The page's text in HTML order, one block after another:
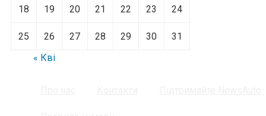
18 19 20 21 22 23 24
25 26 27 28 29 30
31
« Кві